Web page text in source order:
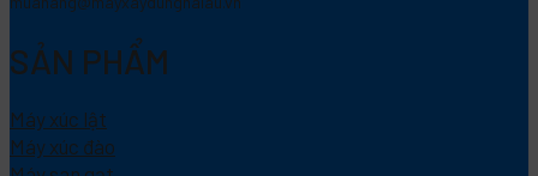
SẢN PHẨM
Máy xúc lật
Máy xúc đào